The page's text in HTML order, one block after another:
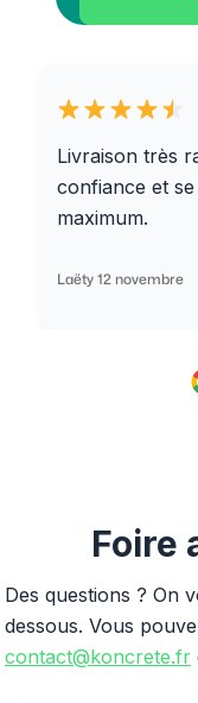
Livraison très
confiance et
maximum.
Laëty 12 novembre
Foire
Des questions ? On
dessous. Vous
contact@koncrete.fr